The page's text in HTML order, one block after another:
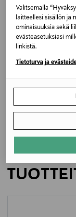
Valitsemalla
laitteellesi sisällön ja
ominaisuuksia sekä
evästeasetuksiasi
linkistä.
Tietoturva ja
Konepesu
Pesulämpötila
30 °C
Kiina
C10U70
ETUKUPONKITUOTE
CHANTELLE
LISÄÄ